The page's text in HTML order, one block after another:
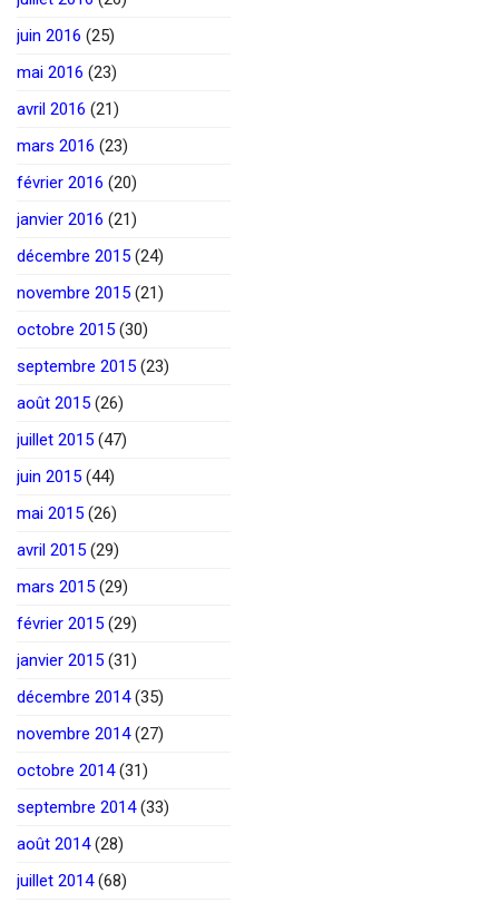
juin 2016 (25)
mai 2016 (23)
avril 2016 (21)
mars 2016 (23)
février 2016 (20)
janvier 2016 (21)
décembre 2015 (24)
novembre 2015 (21)
octobre 2015 (30)
septembre 2015 (23)
août 2015 (26)
juillet 2015 (47)
juin 2015 (44)
mai 2015 (26)
avril 2015 (29)
mars 2015 (29)
février 2015 (29)
janvier 2015 (31)
décembre 2014(35)
novembre 2014(27)
octobre 2014(31)
septembre 2014(33)
août 2014(28)
juillet 2014(68)